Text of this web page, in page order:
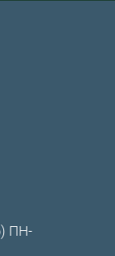
ПН-